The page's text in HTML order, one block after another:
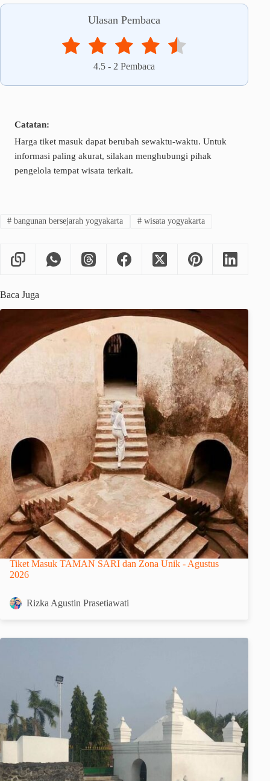
Ulasan Pembaca
4.5 - 2 Pembaca
Catatan:
Harga tiket masuk dapat berubah sewaktu-waktu. Untuk
informasi paling akurat, silakan menghubungi pihak
pengelola tempat wisata terkait.
#bangunan bersejarah yogyakarta #wisata yogyakarta
Baca Juga
Tiket Masuk TAMAN SARI dan Zona Unik - Agustus
2026
Rizka Agustin Prasetiawati